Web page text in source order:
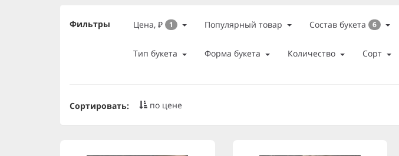
Фильтры Цена, ₽ 1 Популярный товар Состав букета 6
Тип букета Форма букета Количество Сорт
Сортировать: по цене